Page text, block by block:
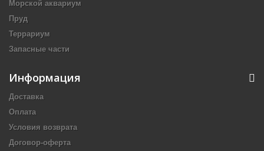
Морской аквариум
Пруд
Террариум
Запасные части
Информация
Доставка
Оплата
Условия возврата
Договор-оферта